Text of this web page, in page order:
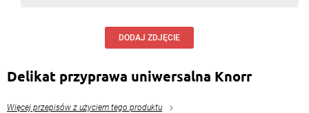
DODAJ ZDJĘCIE
Delikat przyprawa uniwersalna Knorr
Więcej przepisów z użyciem tego produktu